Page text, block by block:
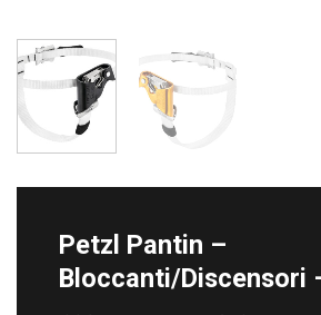
Petzl Pantin –
Bloccanti/Discensori